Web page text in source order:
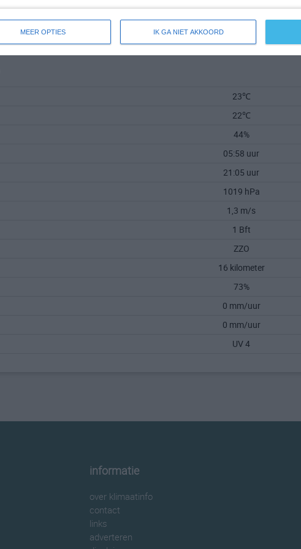
MEER OPTIES IK GA NIET AKKOORD
23℃
22℃
44%
05:58 uur
21:05 uur
1019 hPa
1,3 m/s
1 Bft
ZZO
16 kilometer
73%
0 mm/uur
0 mm/uur
UV 4
informatie
over klimaatinfo
contact
links
adverteren